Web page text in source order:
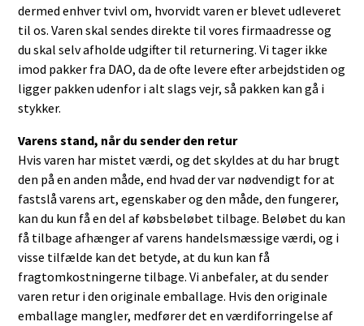
dermed enhver tvivl om, hvorvidt varen er blevet udleveret
til os. Varen skal sendes direkte til vores firmaadresse og
du skal selv afholde udgifter til returnering. Vi tager ikke
imod pakker fra DAO, da de ofte levere efter arbejdstiden og
ligger pakken udenfor i alt slags vejr, så pakken kan gå i
stykker.
Varens stand, når du sender den retur
Hvis varen har mistet værdi, og det skyldes at du har brugt
den på en anden måde, end hvad der var nødvendigt for at
fastslå varens art, egenskaber og den måde, den fungerer,
kan du kun få en del af købsbeløbet tilbage. Beløbet du kan
få tilbage afhænger af varens handelsmæssige værdi, og i
visse tilfælde kan det betyde, at du kun kan få
fragtomkostningerne tilbage. Vi anbefaler, at du sender
varen retur i den originale emballage. Hvis den originale
emballage mangler, medfører det en værdiforringelse af